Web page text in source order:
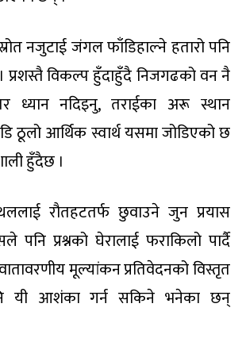
नजुटाई जंगल फाँडिहाल्ने हतारो पनि
। प्रशस्तै विकल्प हुँदाहुँदै निजगढको वन नै
ध्यान नदिइनु, तराईका अरू स्थान
ठूलो आर्थिक स्वार्थ यसमा जोडिएको छ
हुँदैछ ।
रौतहटतर्फ छुवाउने जुन प्रयास
प्रश्नको घेरालाई फराकिलो पार्दै
मूल्यांकन प्रतिवेदनको विस्तृत
यी आशंका गर्न सकिने भनेका छन्